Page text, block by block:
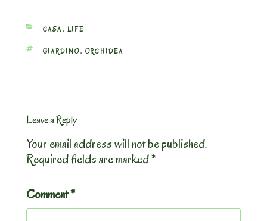
CATEGORIES
CASA, LIFE
TAGS
GIARDINO, ORCHIDEA
Leave a Reply
Your email address will not be published.
Required fields are marked*
Comment*